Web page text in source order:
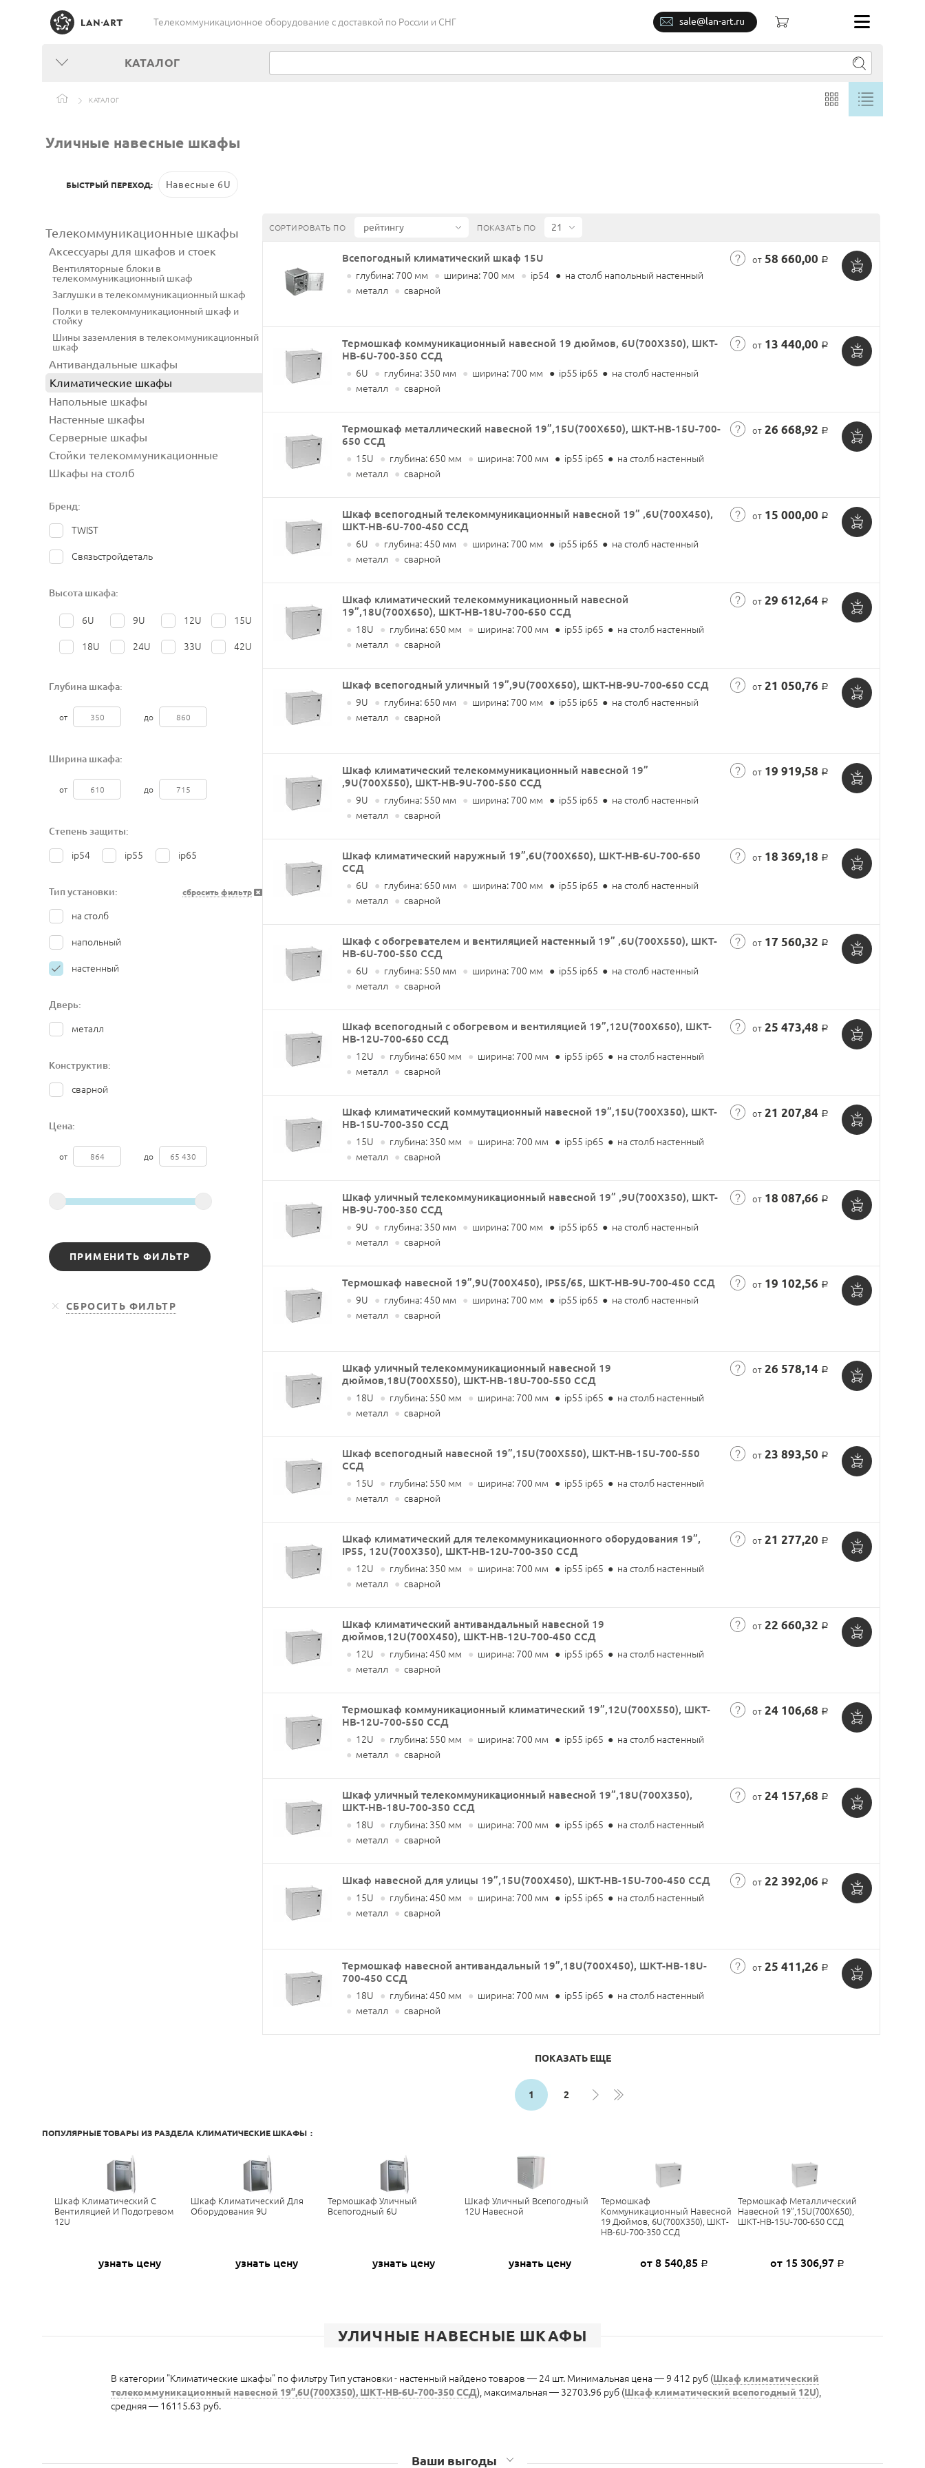
Телекоммуникационное оборудование c доставкой по России и СНГ sale@lan-art.ru
КАТАЛОГ
КАТАЛОГ
Уличные навесные шкафы
БЫСТРЫЙ ПЕРЕХОД: Навесные 6U
Телекоммуникационные шкафы
Аксессуары для шкафов и стоек
Вентиляторные блоки в
телекоммуникационный шкаф
Заглушки в телекоммуникационный шкаф
Полки в телекоммуникационный шкаф и
стойку
Шины заземления в телекоммуникационный
шкаф
Антивандальные шкафы
Климатические шкафы
Напольные шкафы
Настенные шкафы
Серверные шкафы
Стойки телекоммуникационные
Шкафы на столб
Бренд:
TWIST
Связьстройдеталь
Высота шкафа:
6U 9U 12U 15U
18U 24U 33U 42U
Глубина шкафа:
от до
Ширина шкафа:
от до
Степень защиты:
ip54 ip55 ip65
Тип установки: сбросить фильтр
на столб
напольный
настенный
Дверь:
металл
Конструктив:
сварной
Цена:
от до
СОРТИРОВАТЬ ПО ПОКАЗАТЬ ПО
Всепогодный климатический шкаф 15U от 58 660,00 Р
● глубина: 700 мм ● ширина: 700 мм ● ip54 ● на столб напольный настенный
● металл ● сварной
Термошкаф коммуникационный навесной 19 дюймов, 6U(700X350), ШКТ-
НВ-6U-700-350 ССД
от 13 440,00 Р
● 6U ● глубина: 350 мм ● ширина: 700 мм ● ip55 ip65 ● на столб настенный
● металл ● сварной
Термошкаф металлический навесной 19”,15U(700X650), ШКТ-НВ-15U-700-
650 ССД
от 26 668,92 Р
● 15U ● глубина: 650 мм ● ширина: 700 мм ● ip55 ip65 ● на столб настенный
● металл ● сварной
Шкаф всепогодный телекоммуникационный навесной 19” ,6U(700X450),
ШКТ-НВ-6U-700-450 ССД
от 15 000,00 Р
● 6U ● глубина: 450 мм ● ширина: 700 мм ● ip55 ip65 ● на столб настенный
● металл ● сварной
Шкаф климатический телекоммуникационный навесной
19”,18U(700X650), ШКТ-НВ-18U-700-650 ССД
от 29 612,64 Р
● 18U ● глубина: 650 мм ● ширина: 700 мм ● ip55 ip65 ● на столб настенный
● металл ● сварной
Шкаф всепогодный уличный 19”,9U(700X650), ШКТ-НВ-9U-700-650 ССД от 21 050,76 Р
● 9U ● глубина: 650 мм ● ширина: 700 мм ● ip55 ip65 ● на столб настенный
● металл ● сварной
Шкаф климатический телекоммуникационный навесной 19”
,9U(700X550), ШКТ-НВ-9U-700-550 ССД
от 19 919,58 Р
● 9U ● глубина: 550 мм ● ширина: 700 мм ● ip55 ip65 ● на столб настенный
● металл ● сварной
Шкаф климатический наружный 19”,6U(700X650), ШКТ-НВ-6U-700-650
ССД
от 18 369,18 Р
● 6U ● глубина: 650 мм ● ширина: 700 мм ● ip55 ip65 ● на столб настенный
● металл ● сварной
Шкаф с обогревателем и вентиляцией настенный 19” ,6U(700X550), ШКТ-
НВ-6U-700-550 ССД
от 17 560,32 Р
● 6U ● глубина: 550 мм ● ширина: 700 мм ● ip55 ip65 ● на столб настенный
● металл ● сварной
Шкаф всепогодный с обогревом и вентиляцией 19”,12U(700X650), ШКТ-
НВ-12U-700-650 ССД
от 25 473,48 Р
● 12U ● глубина: 650 мм ● ширина: 700 мм ● ip55 ip65 ● на столб настенный
● металл ● сварной
Шкаф климатический коммутационный навесной 19”,15U(700X350), ШКТ-
НВ-15U-700-350 ССД
от 21 207,84 Р
● 15U ● глубина: 350 мм ● ширина: 700 мм ● ip55 ip65 ● на столб настенный
● металл ● сварной
Шкаф уличный телекоммуникационный навесной 19” ,9U(700X350), ШКТ-
НВ-9U-700-350 ССД
от 18 087,66 Р
● 9U ● глубина: 350 мм ● ширина: 700 мм ● ip55 ip65 ● на столб настенный
● металл ● сварной
Термошкаф навесной 19”,9U(700X450), IP55/65, ШКТ-НВ-9U-700-450 ССД от 19 102,56 Р
● 9U ● глубина: 450 мм ● ширина: 700 мм ● ip55 ip65 ● на столб настенный
● металл ● сварной
Шкаф уличный телекоммуникационный навесной 19
дюймов,18U(700X550), ШКТ-НВ-18U-700-550 ССД
от 26 578,14 Р
● 18U ● глубина: 550 мм ● ширина: 700 мм ● ip55 ip65 ● на столб настенный
● металл ● сварной
Шкаф всепогодный навесной 19”,15U(700X550), ШКТ-НВ-15U-700-550
ССД
от 23 893,50 Р
● 15U ● глубина: 550 мм ● ширина: 700 мм ● ip55 ip65 ● на столб настенный
● металл ● сварной
Шкаф климатический для телекоммуникационного оборудования 19”,
IP55, 12U(700X350), ШКТ-НВ-12U-700-350 ССД
от 21 277,20 Р
● 12U ● глубина: 350 мм ● ширина: 700 мм ● ip55 ip65 ● на столб настенный
● металл ● сварной
Шкаф климатический антивандальный навесной 19
дюймов,12U(700X450), ШКТ-НВ-12U-700-450 ССД
от 22 660,32 Р
● 12U ● глубина: 450 мм ● ширина: 700 мм ● ip55 ip65 ● на столб настенный
● металл ● сварной
Термошкаф коммуникационный климатический 19”,12U(700X550), ШКТ-
НВ-12U-700-550 ССД
от 24 106,68 Р
● 12U ● глубина: 550 мм ● ширина: 700 мм ● ip55 ip65 ● на столб настенный
● металл ● сварной
Шкаф уличный телекоммуникационный навесной 19”,18U(700X350),
ШКТ-НВ-18U-700-350 ССД
от 24 157,68 Р
● 18U ● глубина: 350 мм ● ширина: 700 мм ● ip55 ip65 ● на столб настенный
● металл ● сварной
Шкаф навесной для улицы 19”,15U(700X450), ШКТ-НВ-15U-700-450 ССД от 22 392,06 Р
● 15U ● глубина: 450 мм ● ширина: 700 мм ● ip55 ip65 ● на столб настенный
● металл ● сварной
Термошкаф навесной антивандальный 19”,18U(700X450), ШКТ-НВ-18U-
700-450 ССД
от 25 411,26 Р
● 18U ● глубина: 450 мм ● ширина: 700 мм ● ip55 ip65 ● на столб настенный
● металл ● сварной
ПОКАЗАТЬ ЕЩЕ
1 2
ПОПУЛЯРНЫЕ ТОВАРЫ ИЗ РАЗДЕЛА КЛИМАТИЧЕСКИЕ ШКАФЫ :
Шкаф Климатический С
Вентиляцией И Подогревом
12U
узнать цену
Шкаф Климатический Для
Оборудования 9U
узнать цену
Термошкаф Уличный
Всепогодный 6U
узнать цену
Шкаф Уличный Всепогодный
12U Навесной
узнать цену
Термошкаф
Коммуникационный Навесной
19 Дюймов, 6U(700X350), ШКТ-
НВ-6U-700-350 ССД
от 8 540,85 Р
Термошкаф Металлический
Навесной 19”,15U(700X650),
ШКТ-НВ-15U-700-650 ССД
от 15 306,97 Р
УЛИЧНЫЕ НАВЕСНЫЕ ШКАФЫ
В категории "Климатические шкафы" по фильтру Тип установки - настенный найдено товаров — 24 шт. Минимальная цена — 9 412 руб (Шкаф климатический
телекоммуникационный навесной 19”,6U(700X350), ШКТ-НВ-6U-700-350 ССД), максимальная — 32703.96 руб (Шкаф климатический всепогодный 12U),
средняя — 16115.63 руб.
Ваши выгоды